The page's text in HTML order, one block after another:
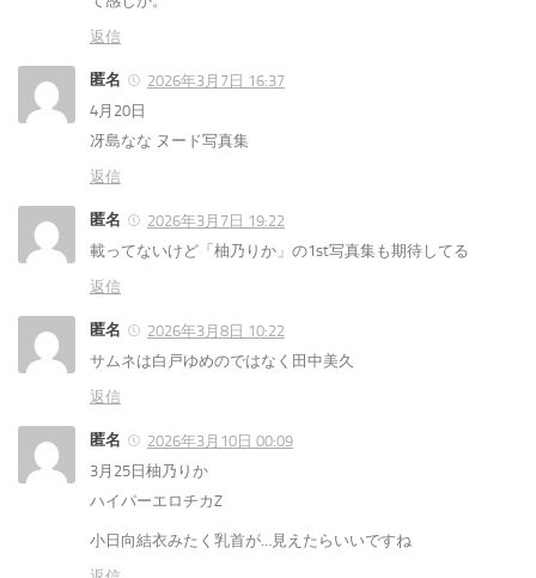
返信
匿名
2026年3月7日 16:37
4月20日
冴島なな ヌード写真集
返信
匿名
2026年3月7日 19:22
載ってないけど「柚乃りか」の1st写真集も期待してる
返信
匿名
2026年3月8日 10:22
サムネは白戸ゆめのではなく田中美久
返信
匿名
2026年3月10日 00:09
3月25日柚乃りか
ハイパーエロチカZ
小日向結衣みたく乳首が…見えたらいいですね